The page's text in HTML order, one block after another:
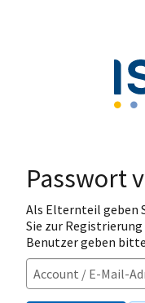
Passwort
Als Elternteil geben
Sie zur
Benutzer geben